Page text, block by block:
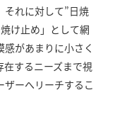
それに対して”日焼
け止め」として網
があまりに小さく
在するニーズまで視
ザーへリーチするこ